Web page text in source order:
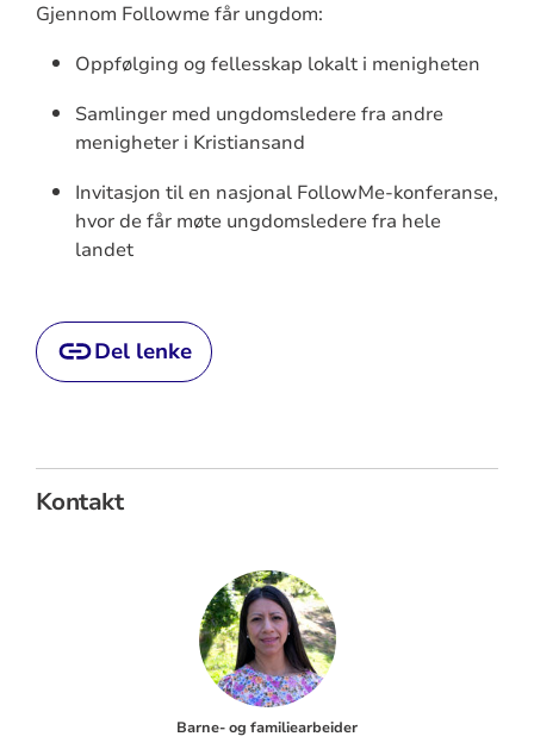
Gjennom Followme får ungdom:
Oppfølging og fellesskap lokalt i menigheten
Samlinger med ungdomsledere fra andre
menigheter i Kristiansand
Invitasjon til en nasjonal FollowMe-konferanse,
hvor de får møte ungdomsledere fra hele
landet
Del lenke
Kontakt
Barne- og familiearbeider